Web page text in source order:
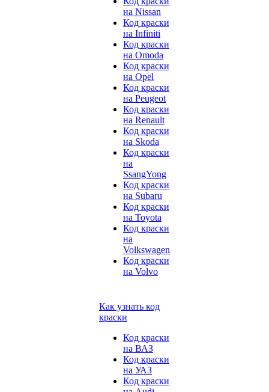
на Nissan
Код краски
на Infiniti
Код краски
на Omoda
Код краски
на Opel
Код краски
на Peugeot
Код краски
на Renault
Код краски
на Skoda
Код краски
на
SsangYong
Код краски
на Subaru
Код краски
на Toyota
Код краски
на
Volkswagen
Код краски
на Volvo
Как узнать код
краски
Код краски
на ВАЗ
Код краски
на УАЗ
Код краски